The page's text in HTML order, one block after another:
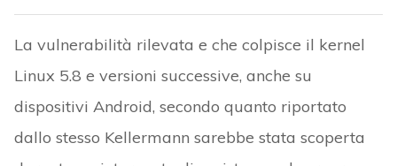
La vulnerabilità rilevata e che colpisce il kernel
Linux 5.8 e versioni successive, anche su
dispositivi Android, secondo quanto riportato
dallo stesso Kellermann sarebbe stata scoperta